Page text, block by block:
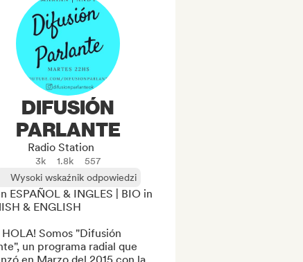
DIFUSIÓN
PARLANTE
Radio Station
3k 1.8k
557
Wysoki wskaźnik odpowiedzi
ESPAÑOL & INGLES | BIO in
& ENGLISH
HOLA! Somos "Difusión
un programa radial que